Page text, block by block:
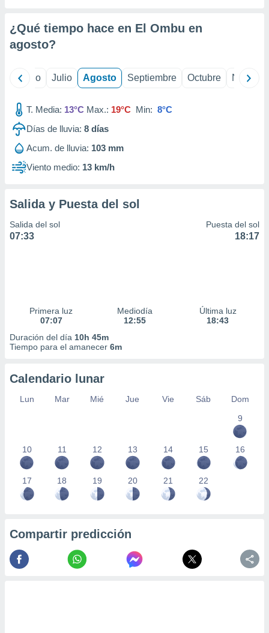
e
mediante
publicidad
publicidad
de
1199
¿Qué tiempo hace en El Ombu en
agosto?
Junio Julio Agosto Septiembre Octubre
T. Media: 13°C Max.: 19°C Min: 8°C
Días de lluvia: 8 días
Acum. de lluvia: 103 mm
Viento medio: 13 km/h
Salida y Puesta del sol
Salida del sol
07:33
Puesta del sol
18:17
Primera luz
07:07
Mediodía
12:55
Última luz
18:43
Duración del día 10h 45m
Tiempo para el amanecer 6m
Calendario lunar
Lun Mar Mié Jue Vie Sáb
Dom
9
10 11 12 13 14 15 16
17 18 19 20 21 22
Compartir predicción